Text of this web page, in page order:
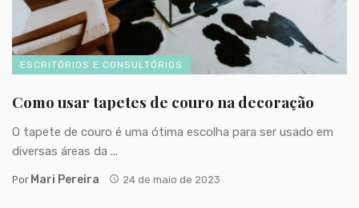
ESCRITÓRIOS E CONSULTÓRIOS
Como usar tapetes de couro na decoração
O tapete de couro é uma ótima escolha para ser usado em
diversas áreas da ...
Por Mari Pereira 24 de maio de 2023